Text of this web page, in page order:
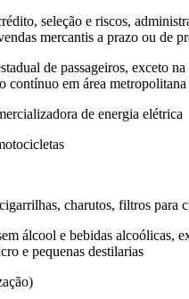
seleção e riscos,
mercantis a prazo ou de
de passageiros, exceto
contínuo em área
de energia elétrica
charutos, filtros
álcool e bebidas alcoólicas,
e pequenas destilarias